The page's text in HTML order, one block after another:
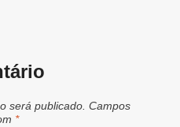
será publicado. Campos
*